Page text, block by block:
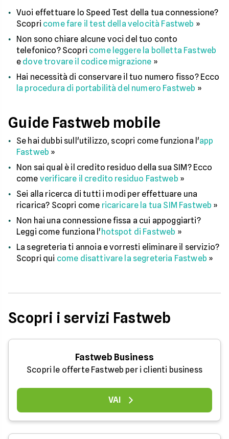
Vuoi effettuare lo Speed Test della tua connessione?
Scopri come fare il test della velocità Fastweb »
Non sono chiare alcune voci del tuo conto
telefonico? Scopri come leggere la bolletta Fastweb
e dove trovare il codice migrazione »
Hai necessità di conservare il tuo numero fisso? Ecco
la procedura di portabilità del numero Fastweb »
Guide Fastweb mobile
Se hai dubbi sull'utilizzo, scopri come funziona l'app
Fastweb »
Non sai qual è il credito residuo della sua SIM? Ecco
come verificare il credito residuo Fastweb »
Sei alla ricerca di tutti i modi per effettuare una
ricarica? Scopri come ricaricare la tua SIM Fastweb »
Non hai una connessione fissa a cui appoggiarti?
Leggi come funziona l' hotspot di Fastweb »
La segreteria ti annoia e vorresti eliminare il servizio?
Scopri qui come disattivare la segreteria Fastweb »
Scopri i servizi Fastweb
Fastweb Business
Scopri le offerte Fastweb per i clienti business
VAI